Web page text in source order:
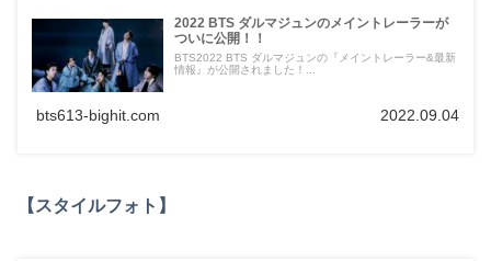
2022 BTS ダルマジュンのメイントレーラーが
ついに公開！！
BTS2022 BTS ダルマジュンの『メイントレーラー&最新
情報』が公開されました！...
bts613-bighit.com 2022.09.04
【スタイルフォト】